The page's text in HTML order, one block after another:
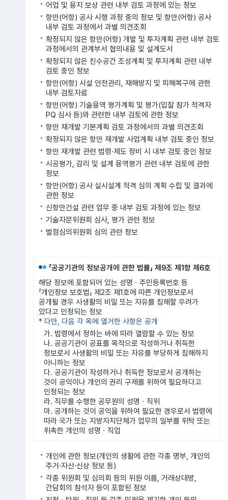
어업 및 용지 보상 관련 내부 검토 과정에 있는 정보
항만(어항) 공사 시행 과정 중의 정보 및 항만(어항) 공사
내부 검토 과정에서 과별 의견조회
확정되지 않은 항만(어항) 개발 및 투자계획 관련 내부 검토
과정에서의 관계부서 협의내용 및 설계도서
확정되지 않은 친수공간 조성계획 및 투자계획 관련 내부
검토 중인 정보
항만(어항) 시설 안전관리, 재해방지 및 피해복구에 관한
내부 검토자료
항만(어항) 기술용역 평가계획 및 평가(입찰 참가 적격자
PQ 심사 등)와 관련한 내부 검토에 관한 정보
항만 재개발 기본계획 검토 과정에서의 과별 의견조회
확정되지 않은 항만 재개발 사업계획 내부 검토 중인 정보
항만 재개발 관련 법령·제도 정비 시 내부 검토 중인 정보
시공평가, 감리 및 설계 용역평가 관련 내부 검토에 관한
정보
항만(어항) 공사 실시설계 적격 심의 계획 수립 및 결과에
관한 정보
신항만건설 관련 업무 중 내부 검토 과정에 있는 정보
기술자문위원회 심사, 평가 관련 정보
벌점심의위원회 심의 관련 정보
「공공기관의 정보공개에 관한 법률」 제9조 제1항 제6호
해당 정보에 포함되어 있는 성명ㆍ주민등록번호 등
「개인정보 보호법」 제2조 제1호에 따른 개인정보로서
공개될 경우 사생활의 비밀 또는 자유를 침해할 우려가
있다고 인정되는 정보
* 다만, 다음 각 목에 열거한 사항은 공개
가. 법령에서 정하는 바에 따라 열람할 수 있는 정보
나. 공공기관이 공표를 목적으로 작성하거나 취득한
정보로서 사생활의 비밀 또는 자유를 부당하게 침해하지
아니하는 정보
다. 공공기관이 작성하거나 취득한 정보로서 공개하는
것이 공익이나 개인의 권리 구제를 위하여 필요하다고
인정되는 정보
라. 직무를 수행한 공무원의 성명ㆍ직위
마. 공개하는 것이 공익을 위하여 필요한 경우로서 법령에
따라 국가 또는 지방자치단체가 업무의 일부를 위탁 또는
위촉한 개인의 성명ㆍ직업
개인에 관한 정보(개인의 생활에 관한 각종 명부, 개인의
주거·자산·신상 정보 등)
각종 위원회 및 심의회 등의 위원 이름, 거래상대방,
간담회의 참석자 등이 포함된 정보